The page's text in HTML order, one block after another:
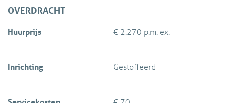
loopafstand, met vele restaurants en winkels om de hoek, is
gerealiseerd. Vermeer is een kleinschalig
appartementencomplex verdeeld in 3 gebouwdelen
OVERDRACHT
Huurprijs € 2.270 p.m. ex.
Inrichting Gestoffeerd